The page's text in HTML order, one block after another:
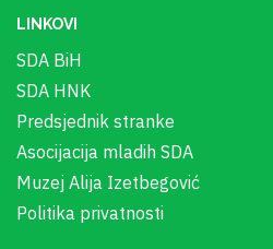
LINKOVI
SDA BiH
SDA HNK
Predsjednik stranke
Asocijacija mladih SDA
Muzej Alija Izetbegović
Politika privatnosti